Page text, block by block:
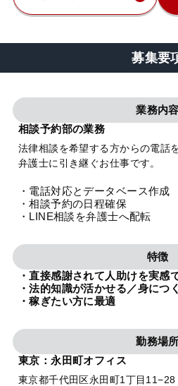
募集要
業務内容
相談予約部の業務
法律相談を希望する方からの電話
弁護士に引き継ぐお仕事です。
・電話対応とデータベース作成
・相談予約の日程確保
・LINE相談を弁護士へ配転
特徴
・直接感謝されて人助けを実感
・法的知識が活かせる／身につく
・稼ぎたい方に最適
勤務場所
東京：永田町オフィス
東京都千代田区永田町1丁目11−28
特設サイト
相談先情報サイト
プライバシーポリシー 利用規
TikTok受賞